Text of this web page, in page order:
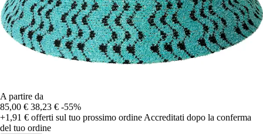
A partire da
85,00 € 38,23 € -55%
+1,91 € offerti sul tuo prossimo ordine Accreditati dopo la conferma
del tuo ordine